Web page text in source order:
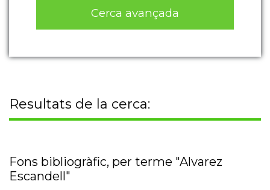
Cerca avançada
Resultats de la cerca:
Fons bibliogràfic, per terme "Alvarez
Escandell"